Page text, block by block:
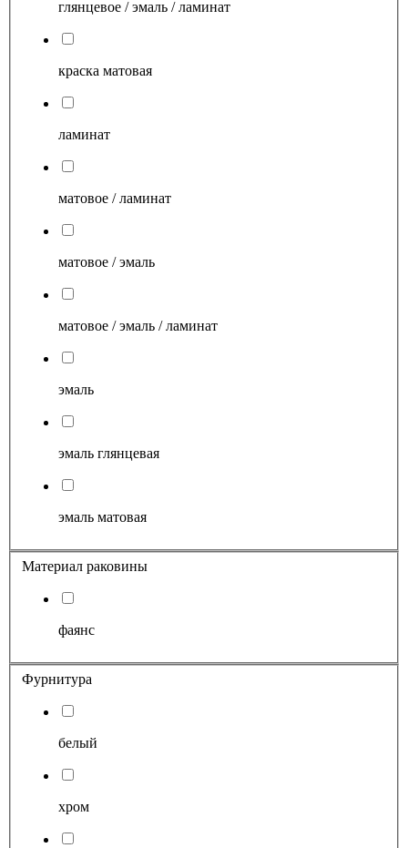
глянцевое / эмаль / ламинат
краска матовая
ламинат
матовое / ламинат
матовое / эмаль
матовое / эмаль / ламинат
эмаль
эмаль глянцевая
эмаль матовая
Материал раковины
фаянс
Фурнитура
белый
хром